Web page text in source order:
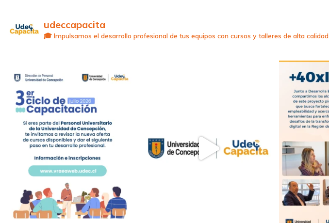
udeccapacita
🎓 Impulsamos el desarrollo profesional de tus equipos con cursos y talleres de alta calidad